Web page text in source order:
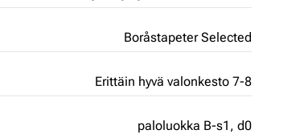
Boråstapeter Selected
Erittäin hyvä valonkesto 7-8
paloluokka B-s1, d0